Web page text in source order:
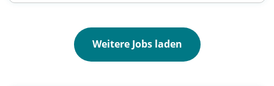
Weitere Jobs laden